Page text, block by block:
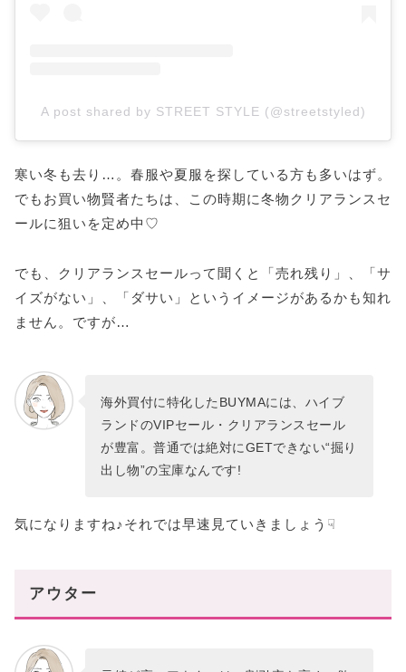
A post shared by STREET STYLE (@streetstyled)
寒い冬も去り…。春服や夏服を探している方も多いはず。
でもお買い物賢者たちは、この時期に冬物クリアランスセ
ールに狙いを定め中♡
でも、クリアランスセールって聞くと「売れ残り」、「サ
イズがない」、「ダサい」というイメージがあるかも知れ
ません。ですが…
海外買付に特化したBUYMAには、ハイブ
ランドのVIPセール・クリアランスセール
が豊富。普通では絶対にGETできない“掘り
出し物”の宝庫なんです!
気になりますね♪それでは早速見ていきましょう☟
アウター